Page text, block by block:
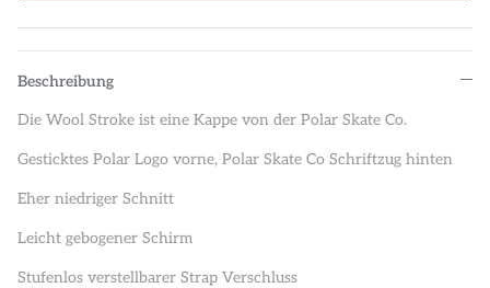
Beschreibung
Die Wool Stroke ist eine Kappe von der Polar Skate Co.
Gesticktes Polar Logo vorne, Polar Skate Co Schriftzug hinten
Eher niedriger Schnitt
Leicht gebogener Schirm
Stufenlos verstellbarer Strap Verschluss